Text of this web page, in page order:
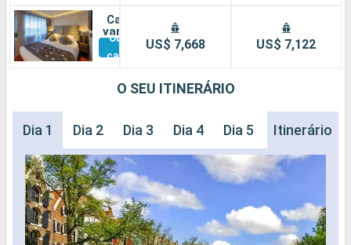
Cabine
varanda
Outras
cabines
US$ 7,668 US$ 7,122
O SEU ITINERÁRIO
Dia 1 Dia 2 Dia 3 Dia 4 Dia 5 Dia 6 Dia
Itinerário